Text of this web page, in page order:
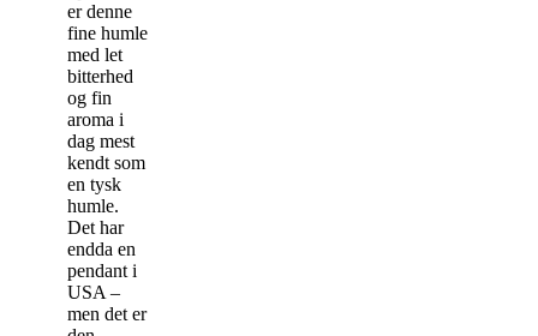
er denne
fine humle
med let
bitterhed
og fin
aroma i
dag mest
kendt som
en tysk
humle.
Det har
endda en
pendant i
USA –
men det er